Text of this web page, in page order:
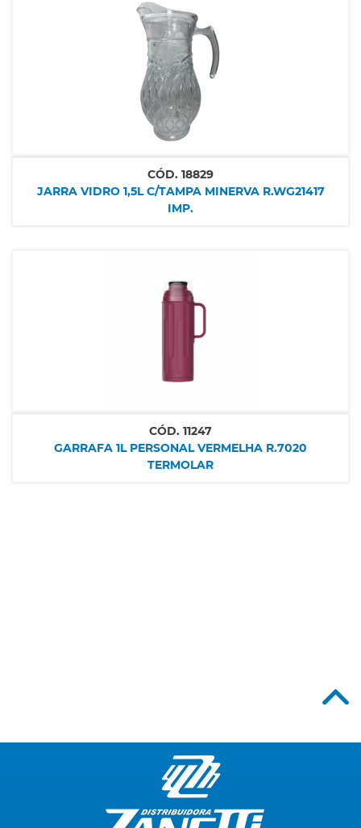
CÓD. 18829
JARRA VIDRO 1,5L C/TAMPA MINERVA R.WG21417
IMP.
CÓD. 11247
GARRAFA 1L PERSONAL VERMELHA R.7020
TERMOLAR